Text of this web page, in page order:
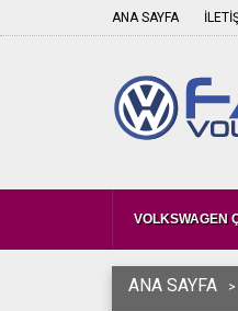
ANA SAYFA
VOLKSWAGEN
ANA SAYFA